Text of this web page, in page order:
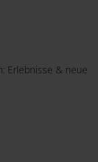
Erlebnisse & neue